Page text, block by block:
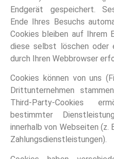
Endgerät gespeichert.
Ende Ihres Besuchs
Cookies bleiben auf Ihrem
diese selbst löschen oder
durch Ihren Webbrowser
Cookies können von uns
Drittunternehmen
Third-Party-Cookies
bestimmter
innerhalb von Webseiten (z.
Zahlungsdienstleistungen).